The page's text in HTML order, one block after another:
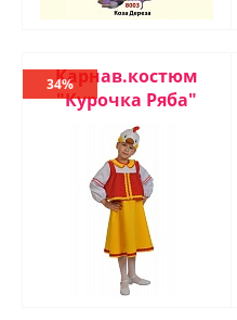
Карнав.костюм
"Курочка Ряба"
34%